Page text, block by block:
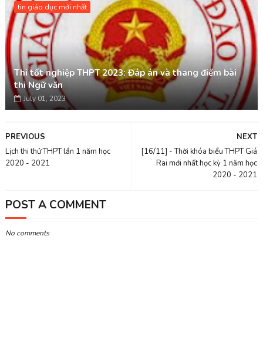
tin giáo dục mới nhất
Thi tốt nghiệp THPT 2023: Đáp án và thang điểm bài
thi Ngữ văn
July 01, 2023
NEXT
[16/11] - Thời khóa biểu THPT Giá
Rai mới nhất học kỳ 1 năm học
2020 - 2021
PREVIOUS
Lịch thi thử THPT lần 1 năm học
2020 - 2021
POST A COMMENT
No comments